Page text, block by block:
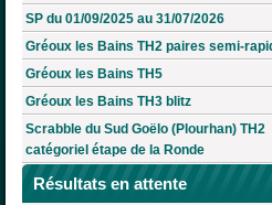
SP du 01/09/2025 au 31/07/2026
Gréoux les Bains TH2 paires semi-
Gréoux les Bains TH5
Gréoux les Bains TH3 blitz
Scrabble du Sud Goëlo (Plourhan) TH2
catégoriel étape de la Ronde
Résultats en attente